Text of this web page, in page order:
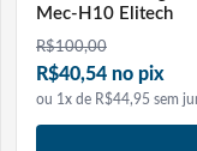
Mec-H10 Elitech
R$100,00
R$40,54 no pix
ou 1x de R$44,95 sem